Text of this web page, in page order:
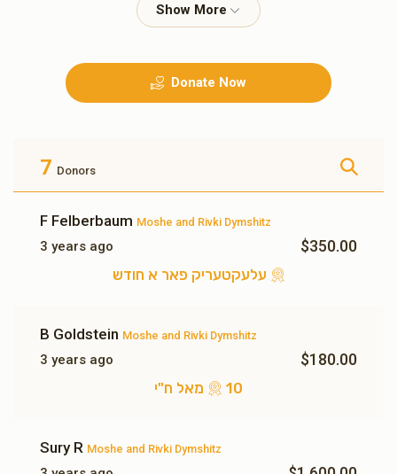
עלעקטעריק פאר א חודש 10 מאל ח"י
Donate Now
7 Donors
F Felberbaum Moshe and Rivki Dymshitz
3 years ago $350.00
עלעקטעריק פאר א חודש
B Goldstein Moshe and Rivki Dymshitz
3 years ago $180.00
10 מאל ח"י
Sury R Moshe and Rivki Dymshitz